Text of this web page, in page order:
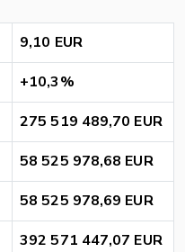
9,10 EUR
+10,3%
275 519 489,70 EUR
58 525 978,68 EUR
58 525 978,69 EUR
392 571 447,07 EUR